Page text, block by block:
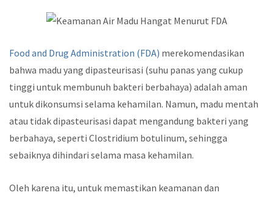
Food and Drug Administration (FDA) merekomendasikan
bahwa madu yang dipasteurisasi (suhu panas yang cukup
tinggi untuk membunuh bakteri berbahaya) adalah aman
untuk dikonsumsi selama kehamilan. Namun, madu mentah
atau tidak dipasteurisasi dapat mengandung bakteri yang
berbahaya, seperti Clostridium botulinum, sehingga
sebaiknya dihindari selama masa kehamilan.
Oleh karena itu, untuk memastikan keamanan dan